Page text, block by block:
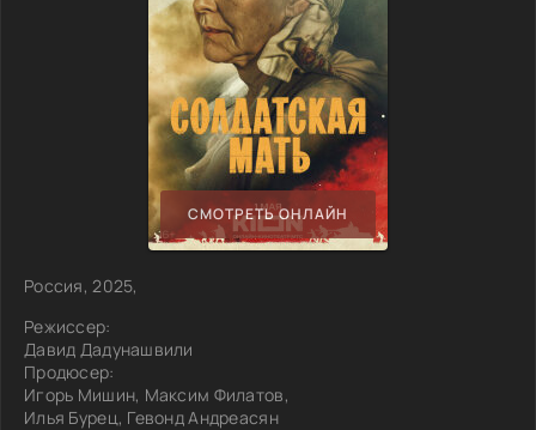
СМОТРЕТЬ ОНЛАЙН
Россия, 2025,
Режиссер:
Давид Дадунашвили
Продюсер:
Игорь Мишин, Максим Филатов,
Илья Бурец, Гевонд Андреасян